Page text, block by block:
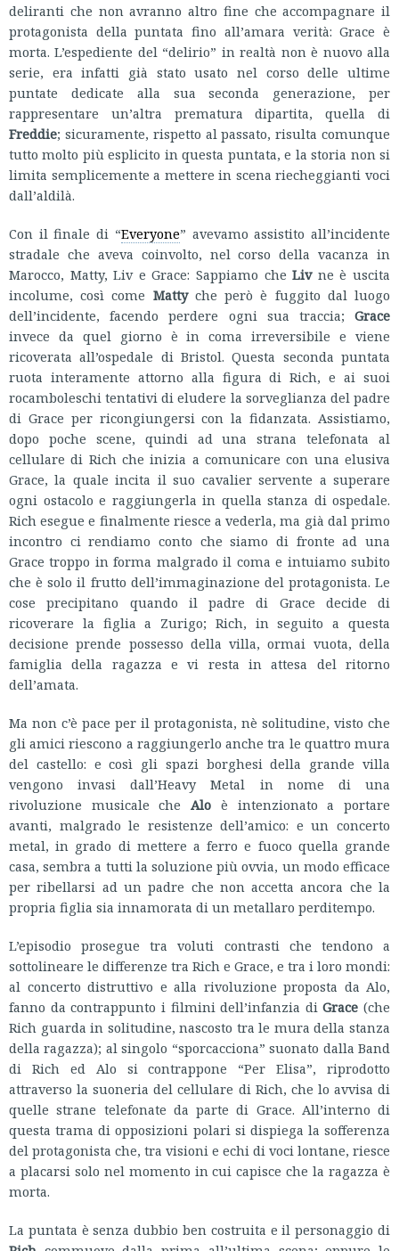
deliranti che non avranno altro fine che accompagnare il
protagonista della puntata fino all’amara verità: Grace è
morta. L’espediente del “delirio” in realtà non è nuovo alla
serie, era infatti già stato usato nel corso delle ultime
puntate dedicate alla sua seconda generazione, per
rappresentare un’altra prematura dipartita, quella di
Freddie; sicuramente, rispetto al passato, risulta comunque
tutto molto più esplicito in questa puntata, e la storia non si
limita semplicemente a mettere in scena riecheggianti voci
dall’aldilà.
Con il finale di “Everyone” avevamo assistito all’incidente
stradale che aveva coinvolto, nel corso della vacanza in
Marocco, Matty, Liv e Grace: Sappiamo cheLivne è uscita
incolume, così come Mattyche però è fuggito dal luogo
dell’incidente, facendo perdere ogni sua traccia; Grace
invece da quel giorno è in coma irreversibile e viene
ricoverata all’ospedale di Bristol. Questa seconda puntata
ruota interamente attorno alla figura di Rich, e ai suoi
rocamboleschi tentativi di eludere la sorveglianza del padre
di Grace per ricongiungersi con la fidanzata. Assistiamo,
dopo poche scene, quindi ad una strana telefonata al
cellulare di Rich che inizia a comunicare con una elusiva
Grace, la quale incita il suo cavalier servente a superare
ogni ostacolo e raggiungerla in quella stanza di ospedale.
Rich esegue e finalmente riesce a vederla, ma già dal primo
incontro ci rendiamo conto che siamo di fronte ad una
Grace troppo in forma malgrado il coma e intuiamo subito
che è solo il frutto dell’immaginazione del protagonista. Le
cose precipitano quando il padre di Grace decide di
ricoverare la figlia a Zurigo; Rich, in seguito a questa
decisione prende possesso della villa, ormai vuota, della
famiglia della ragazza e vi resta in attesa del ritorno
dell’amata.
Ma non c’è pace per il protagonista, nè solitudine, visto che
gli amici riescono a raggiungerlo anche tra le quattro mura
del castello: e così gli spazi borghesi della grande villa
vengono invasi dall’Heavy Metal in nome di una
rivoluzione musicale cheAlo è intenzionato a portare
avanti, malgrado le resistenze dell’amico: e un concerto
metal, in grado di mettere a ferro e fuoco quella grande
casa, sembra a tutti la soluzione più ovvia, un modo efficace
per ribellarsi ad un padre che non accetta ancora che la
propria figlia sia innamorata di un metallaro perditempo.
L’episodio prosegue tra voluti contrasti che tendono a
sottolineare le differenze tra Rich e Grace, e tra i loro mondi:
al concerto distruttivo e alla rivoluzione proposta da Alo,
fanno da contrappunto i filmini dell’infanzia diGrace (che
Rich guarda in solitudine, nascosto tra le mura della stanza
della ragazza); al singolo “sporcacciona” suonato dalla Band
di Rich ed Alo si contrappone “Per Elisa”, riprodotto
attraverso la suoneria del cellulare di Rich, che lo avvisa di
quelle strane telefonate da parte di Grace. All’interno di
questa trama di opposizioni polari si dispiega la sofferenza
del protagonista che, tra visioni e echi di voci lontane, riesce
a placarsi solo nel momento in cui capisce che la ragazza è
morta.
La puntata è senza dubbio ben costruita e il personaggio di